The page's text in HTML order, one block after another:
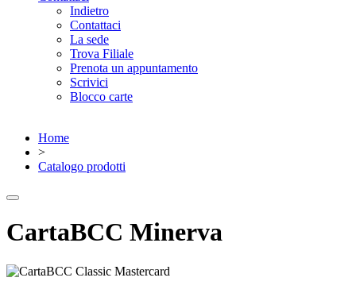
Indietro
Contattaci
La sede
Trova Filiale
Prenota un appuntamento
Scrivici
Blocco carte
Home
>
Catalogo prodotti
CartaBCC Minerva